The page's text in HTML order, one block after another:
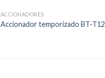
ACCIONADORES
Accionador temporizado BT-T12